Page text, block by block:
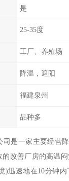
是
25-35度
工厂、养殖场
降温，遮阳
福建泉州
品种多
司是一家主要经营
改善厂房的高温
)迅速地在10分钟内